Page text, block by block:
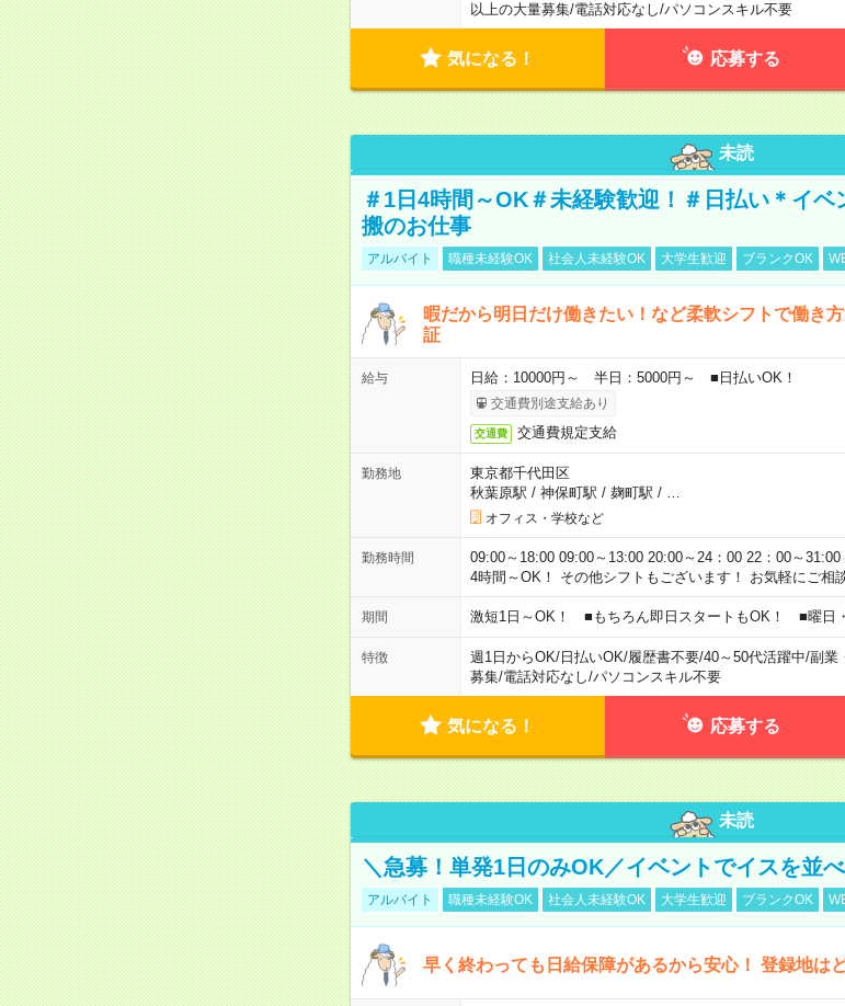
以上の大量募集/電話対応なし/パソコンスキル不要
気になる！ 応募する
未読
＃1日4時間～OK＃未経験歓迎！＃日払い＊イ
搬のお仕事
アルバイト 職種未経験OK 社会人未経験OK 大学生歓迎 ブランクOK
暇だから明日だけ働きたい！など柔軟シフトで働き
証
給与 日給：10000円～ 半日：5000円～ ■日払いOK！
交通費別途支給あり
交通費 交通費規定支給
勤務地
東京都千代田区
秋葉原駅 / 神保町駅 / 麹町駅 / …
オフィス・学校など
勤務時間
09:00～18:00 09:00～13:00 20:00～24：00 22：00～
4時間～OK！ その他シフトもございます！ お気軽にご相
期間 激短1日～OK！ ■もちろん即日スタートもOK！ ■曜日
特徴 週1日からOK/日払いOK/履歴書不要/40～50代活躍中/副業
募集/電話対応なし/パソコンスキル不要
気になる！ 応募する
未読
＼急募！単発1日のみOK／イベントでイスを並
アルバイト 職種未経験OK 社会人未経験OK 大学生歓迎 ブランクOK
早く終わっても日給保障があるから安心！ 登録地は